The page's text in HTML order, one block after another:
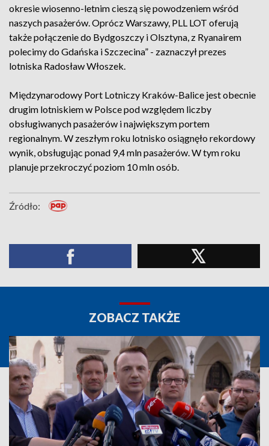
okresie wiosenno-letnim cieszą się powodzeniem wśród
naszych pasażerów. Oprócz Warszawy, PLL LOT oferują
także połączenie do Bydgoszczy i Olsztyna, z Ryanairem
polecimy do Gdańska i Szczecina” - zaznaczył prezes
lotniska Radosław Włoszek.
Międzynarodowy Port Lotniczy Kraków-Balice jest obecnie
drugim lotniskiem w Polsce pod względem liczby
obsługiwanych pasażerów i największym portem
regionalnym. W zeszłym roku lotnisko osiągnęło rekordowy
wynik, obsługując ponad 9,4 mln pasażerów. W tym roku
planuje przekroczyć poziom 10 mln osób.
Źródło:
ZOBACZ TAKŻE